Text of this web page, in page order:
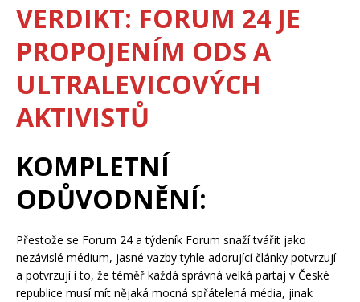
VERDIKT: FORUM 24 JE
PROPOJENÍM ODS A
ULTRALEVICOVÝCH
AKTIVISTŮ
KOMPLETNÍ
ODŮVODNĚNÍ:
Přestože se Forum 24 a týdeník Forum snaží tvářit jako
nezávislé médium, jasné vazby tyhle adorující články potvrzují
a potvrzují i to, že téměř každá správná velká partaj v České
republice musí mít nějaká mocná spřátelená média, jinak